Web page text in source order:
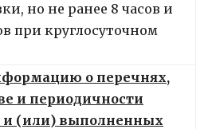
но не ранее 8 часов и
при круглосуточном
о перечнях,
и периодичности
и (или) выполненных